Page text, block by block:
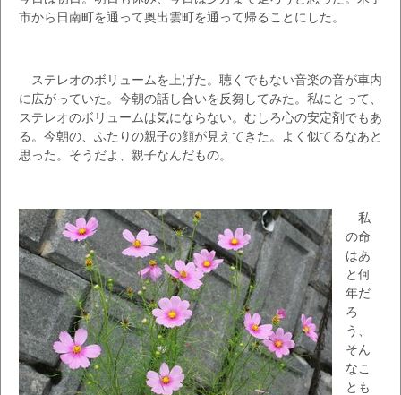
市から日南町を通って奥出雲町を通って帰ることにした。
ステレオのボリュームを上げた。聴くでもない音楽の音が車内
に広がっていた。今朝の話し合いを反芻してみた。私にとって、
ステレオのボリュームは気にならない。むしろ心の安定剤でもあ
る。今朝の、ふたりの親子の顔が見えてきた。よく似てるなあと
思った。そうだよ、親子なんだもの。
私
の命
はあ
と何
年だ
ろ
う、
そん
なこ
とも